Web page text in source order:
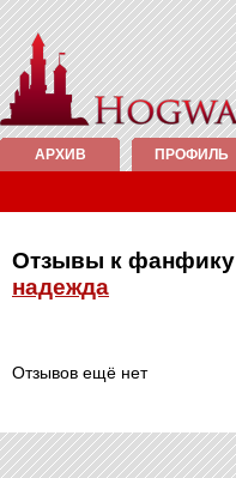
АРХИВ ПРОФИЛЬ
Отзывы к фанфику
надежда
Отзывов ещё нет